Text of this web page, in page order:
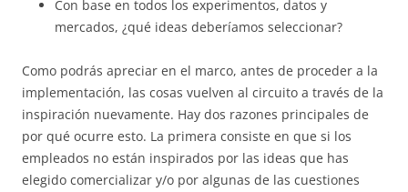
Con base en todos los experimentos, datos y
mercados, ¿qué ideas deberíamos seleccionar?
Como podrás apreciar en el marco, antes de proceder a la
implementación, las cosas vuelven al circuito a través de la
inspiración nuevamente. Hay dos razones principales de
por qué ocurre esto. La primera consiste en que si los
empleados no están inspirados por las ideas que has
elegido comercializar y/o por algunas de las cuestiones